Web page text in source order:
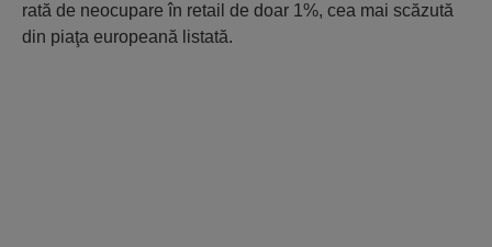
rată de neocupare în retail de doar 1%, cea mai scăzută
din piaţa europeană listată.